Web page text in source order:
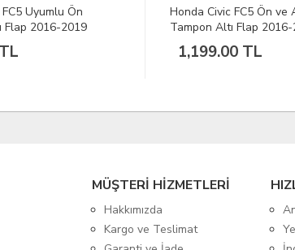
Honda Civic FC5 Ön ve Arka
Tampon Altı Flap 2016-2019
MÜŞTERİ HİZMETLERİ
Hakkımızda
Kargo ve Teslimat